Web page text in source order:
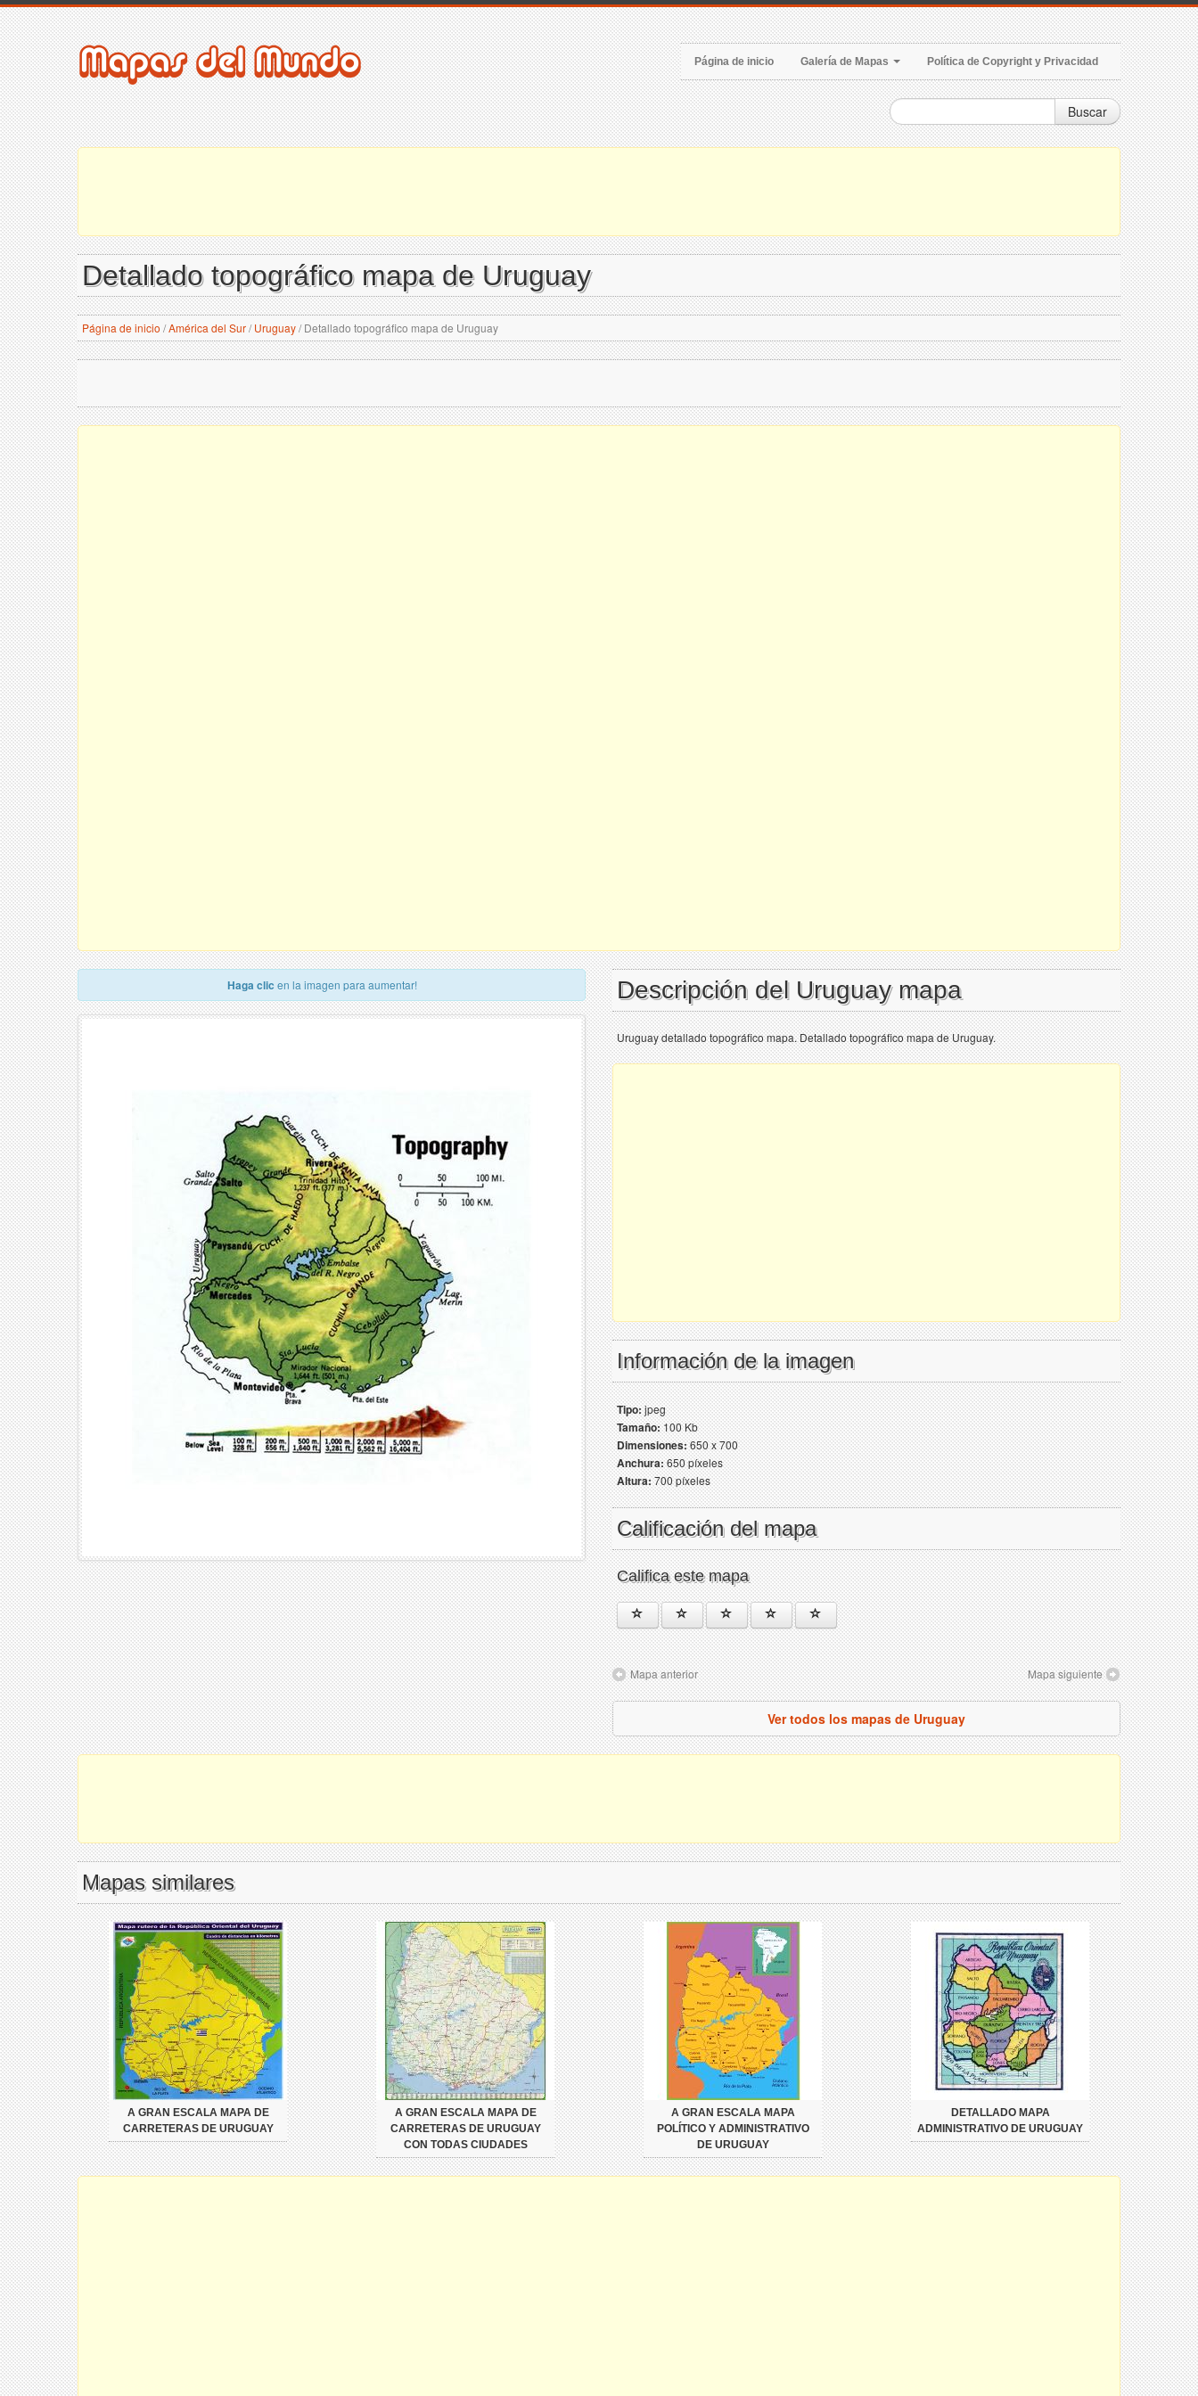
Página de inicio Galería de Mapas Política de Copyright y Privacidad
Buscar
Detallado topográfico mapa de Uruguay
Página de inicio /América del Sur/ Uruguay/Detallado topográfico mapa de Uruguay
Haga clic en la imagen para aumentar! Descripción del Uruguay mapa
Uruguay detallado topográfico mapa. Detallado topográfico mapa de Uruguay.
Información de la imagen
Tipo:jpeg
Tamaño:100 Kb
Dimensiones:650 x 700
Anchura:650 píxeles
Altura:700 píxeles
Calificación del mapa
Califica este mapa
Mapa anterior Mapa siguiente
Ver todos los mapas de Uruguay
Mapas similares
A GRAN ESCALA MAPA DE
CARRETERAS DE URUGUAY
A GRAN ESCALA MAPA DE
CARRETERAS DE URUGUAY
CON TODAS CIUDADES
A GRAN ESCALA MAPA
POLÍTICO Y ADMINISTRATIVO
DE URUGUAY
DETALLADO MAPA
ADMINISTRATIVO DE URUGUAY